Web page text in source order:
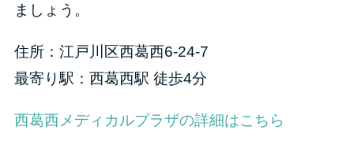
ましょう。
住所：江戸川区西葛西6-24-7
最寄り駅：西葛西駅 徒歩4分
西葛西メディカルプラザの詳細はこちら